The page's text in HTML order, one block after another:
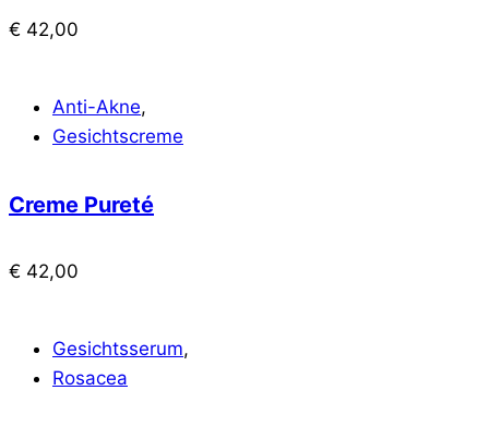
€ 42,00
Anti-Akne,
Gesichtscreme
Creme Pureté
€ 42,00
Gesichtsserum,
Rosacea